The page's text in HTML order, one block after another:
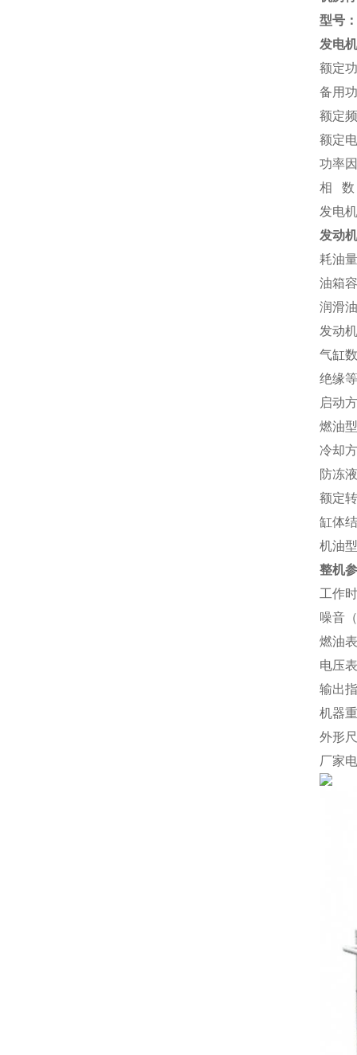
型号：
发电
额定
备用
额定
额定
功率
相 数
发电
发动
耗油
油箱
润滑
发动
气缸
绝缘
启动
燃油
冷却
防冻
额定
缸体
机油
整机
工作
噪音
燃油
电压
输出
机器
外形
厂家